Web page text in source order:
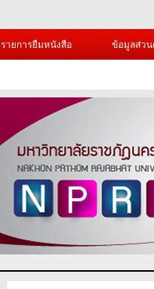
รายการยืมหนังสือ ข้อมูลส่ว